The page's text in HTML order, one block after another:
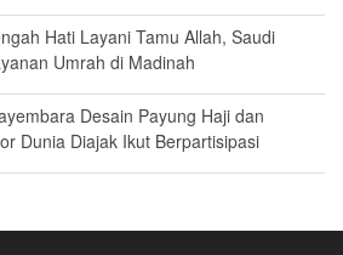
Hati Layani Tamu Allah, Saudi
Umrah di Madinah
Desain Payung Haji dan
Dunia Diajak Ikut Berpartisipasi